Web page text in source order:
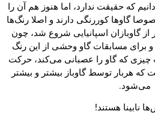
که حقیقت ندارد، اما هنوز هم آن را
گاوها کوررنگی دارند و اصلا رنگ‌ها
گاوبازان اسپانیایی شروع شد، چون
برای مسابقات گاو وحشی از این رنگ
چیزی که گاو را عصبانی می‌کند، حرکت
هربار توسط گاوباز بیشتر و بیشتر
می‌شود.
نابینا هستند!